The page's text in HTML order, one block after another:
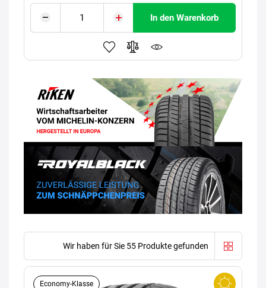
In den Warenkorb
Wir haben für Sie 55 Produkte gefunden
Economy-Klasse